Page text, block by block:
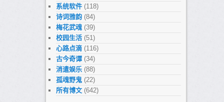
系统软件(118)
诗词雅韵(84)
梅花武魂(39)
校园生活(51)
心路点滴(116)
古今奇谭(34)
消遣娱乐(88)
孤魂野鬼(22)
所有博文(642)